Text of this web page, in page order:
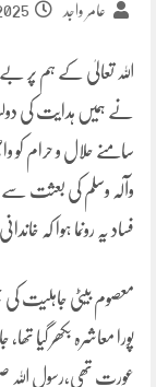
عامر واجد
اللہ تعالیٰ کے ہم پر
نے ہمیں ہدایت کی
سامنے حلال و حرام کو
وآلہ وسلم کی بعثت
فساد یہ رونما ہوا کہ
معصوم بیٹی جاہلیت
پورا معاشرہ بکھر
عورت تھی،رسول اللہ